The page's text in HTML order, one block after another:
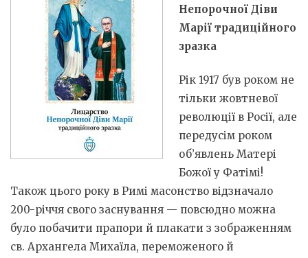
Непорочної Діви
Марії традиційного
зразка
Рік 1917 був роком не
тільки жовтневої
революції в Росії, але
передусім роком
об’явлень Матері
Божої у Фатімі!
Також цього року в Римі масонство відзначало
200-річчя свого заснування — повсюдно можна
було побачити прапори й плакати з зображенням
св. Архангела Михаїла, переможеного й